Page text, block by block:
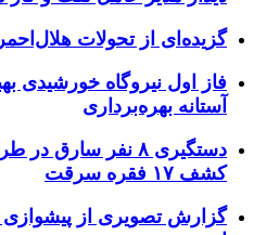
گزیده‌ای از تحولات
فاز اول نیروگاه خورشیدی
آستانه بهره‌برداری
دستگیری ۸ نفر
کشف ۱۷ فقره سرقت
گزارش تصویری از پیشوازی